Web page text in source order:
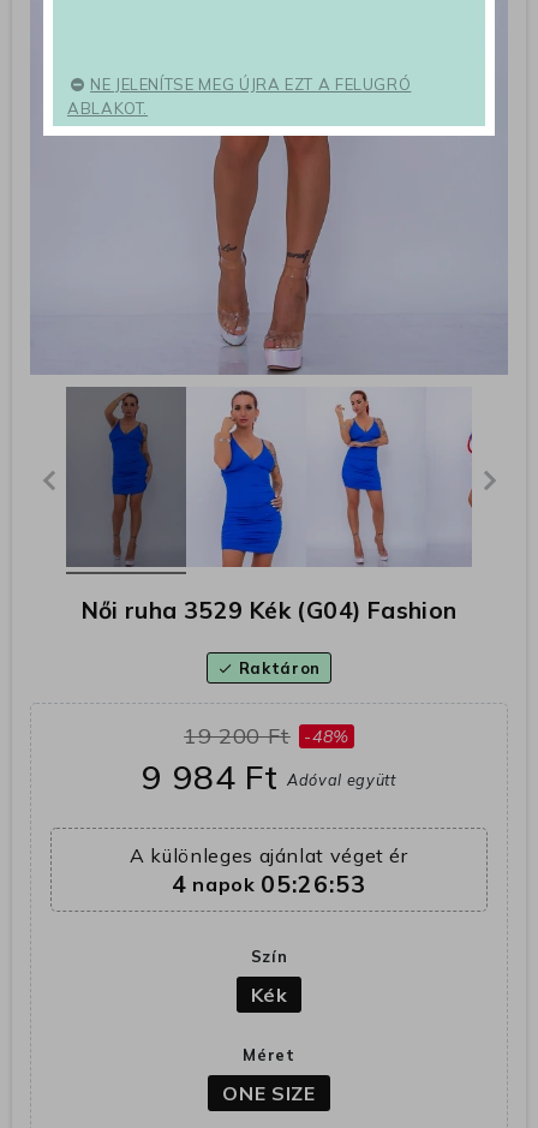
Női ruha 3529 Kék (G04) Fashion
check Raktáron
19 200 Ft -48%
9 984 FtAdóval együtt
A különleges ajánlat véget ér
4 napok 05:26:52
Szín
Kék
Méret
ONE SIZE
NE JELENÍTSE MEG ÚJRA EZT A FELUGRÓ
ABLAKOT.